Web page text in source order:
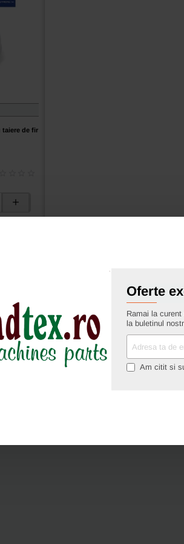
Oferte
Ramai la
la buletinul
ta
de
email
Am citit si
de fir